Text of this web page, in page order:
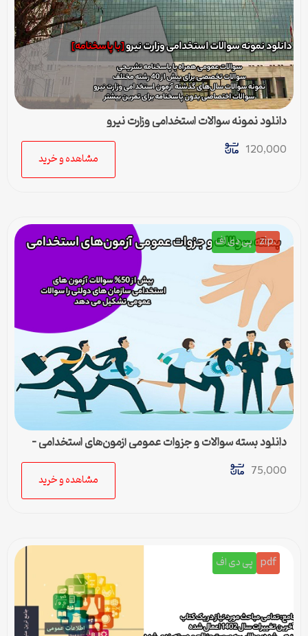
دانلود نمونه سوالات استخدامی وزارت نیرو
120,000
مشاهده و خرید
.zip پی دی اف
دانلود بسته سوالات و جزوات عمومی آزمون‌های استخدامی –
75,000
مشاهده و خرید
pdf پی دی اف